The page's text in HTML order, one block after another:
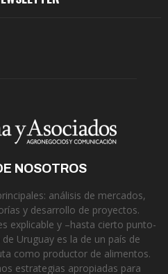
NOSOTROS
análisis de mercados,
y desarrollo de proyectos.
explicable y –hasta cierto punto-
Uruguay es la de un país de
como productor de alimentos.
estrategias apropiadas para